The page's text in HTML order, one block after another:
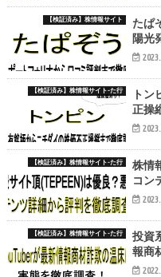
【検証済み】株情報サイト
たぱ
陽光
【検証済み】株情報サイト-た行
トン
正操
【検証済み】株情報サイト-た行
株情
コン
【検証済み】株情報サイト-た行
投資
報商